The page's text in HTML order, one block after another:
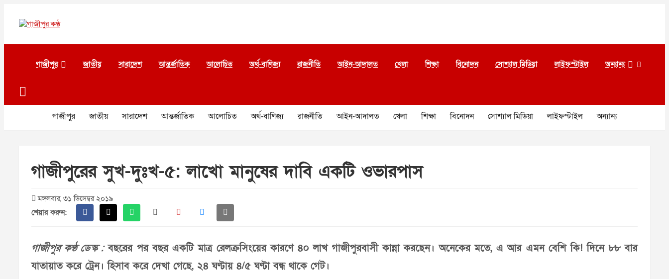
contentগাজীপুর কণ্ঠ
গাজীপুর জাতীয় সারাদেশ আন্তর্জাতিক আলোচিত অর্থ-বাণিজ্য রাজনীতি আইন-আদালত খেলা শিক্ষা বিনোদন সোশ্যাল মিডিয়া লাইফস্টাইল অন্যান্য
গাজীপুর জাতীয় সারাদেশ আন্তর্জাতিক আলোচিত অর্থ-বাণিজ্য রাজনীতি আইন-আদালত খেলা শিক্ষা বিনোদন সোশ্যাল মিডিয়া লাইফস্টাইল অন্যান্য
গাজীপুরের সুখ-দুঃখ-৫: লাখো মানুষের দাবি একটি ওভারপাস
মঙ্গলবার, ৩১ ডিসেম্বর ২০১৯
শেয়ার করুন:
গাজীপুর কণ্ঠ ডেস্ক :বছরের পর বছর একটি মাত্র রেলক্রসিংয়ের কারণে ৪০ লাখ গাজীপুরবাসী কান্না করছেন। অনেকের মতে, এ আর এমন বেশি কি! দিনে ৮৮ বার
যাতায়াত করে ট্রেন। হিসাব করে দেখা গেছে, ২৪ ঘণ্টায় ৪/৫ ঘণ্টা বন্ধ থাকে গেট।